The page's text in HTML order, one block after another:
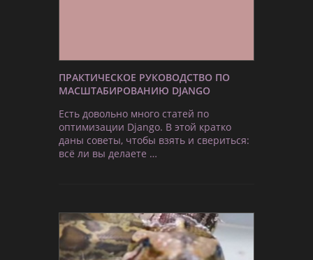
ПРАКТИЧЕСКОЕ РУКОВОДСТВО ПО
МАСШТАБИРОВАНИЮ DJANGO
Есть довольно много статей по
оптимизации Django. В этой кратко
даны советы, чтобы взять и свериться:
всё ли вы делаете …